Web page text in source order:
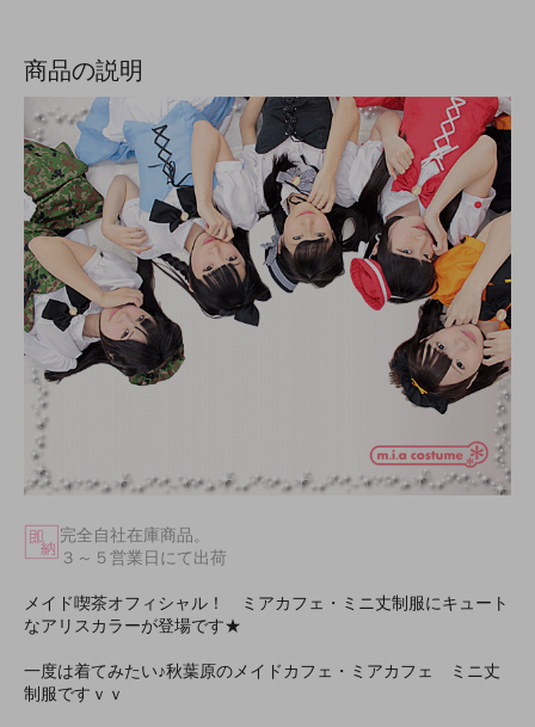
商品の説明
完全自社在庫商品。
３～５営業日にて出荷
メイド喫茶オフィシャル！ ミアカフェ・ミニ丈制服にキュート
なアリスカラーが登場です★
一度は着てみたい♪秋葉原のメイドカフェ・ミアカフェ ミニ丈
制服ですｖｖ